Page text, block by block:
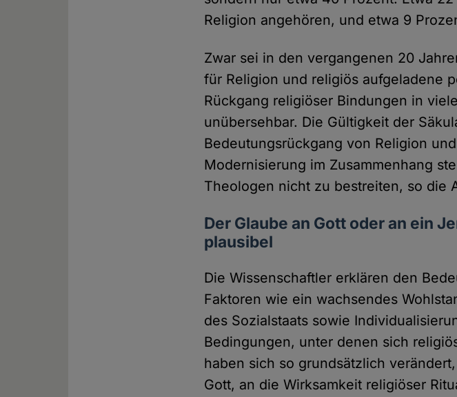
Religion angehören, und etwa 9
Zwar sei in den vergangenen 20
für Religion und religiös aufgeladene
Rückgang religiöser Bindungen in
unübersehbar. Die Gültigkeit der
Bedeutungsrückgang von Religion
Modernisierung im Zusammenhang
Theologen nicht zu bestreiten, so die
Der Glaube an Gott oder an ein
plausibel
Die Wissenschaftler erklären den
Faktoren wie ein wachsendes
des Sozialstaats sowie
Bedingungen, unter denen sich
haben sich so grundsätzlich
Gott, an die Wirksamkeit religiöser